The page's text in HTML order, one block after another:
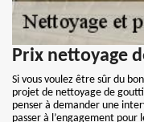
Prix nettoyage
Si vous voulez être sûr du
projet de nettoyage de
penser à demander une
passer à l’engagement